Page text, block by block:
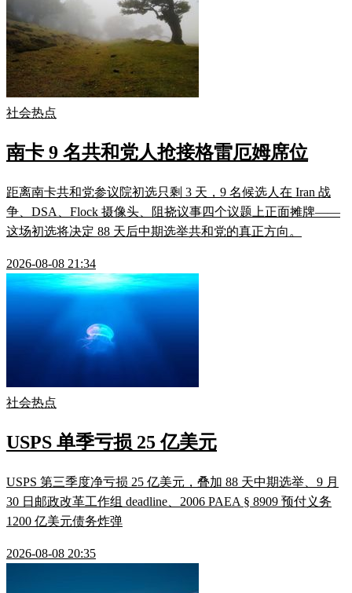
社会热点
南卡 9 名共和党人抢接格雷厄姆席位
距离南卡共和党参议院初选只剩 3 天，9 名候选人在 Iran 战
争、DSA、Flock 摄像头、阻挠议事四个议题上正面摊牌——
这场初选将决定 88 天后中期选举共和党的真正方向。
2026-08-08 21:34
社会热点
USPS 单季亏损 25 亿美元
USPS 第三季度净亏损 25 亿美元，叠加 88 天中期选举、9 月
30 日邮政改革工作组 deadline、2006 PAEA § 8909 预付义务
1200 亿美元债务炸弹
2026-08-08 20:35